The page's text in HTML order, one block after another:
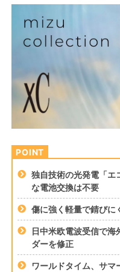
独自技術の光発電「エ
な電池交換は不要
傷に強く軽量で錆びに
日中米欧電波受信で海
ダーを修正
ワールドタイム、サマ